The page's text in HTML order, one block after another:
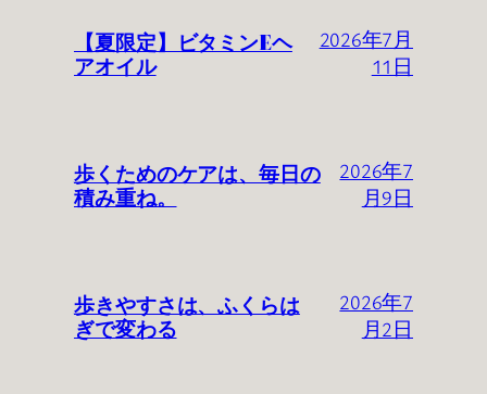
【夏限定】ビタミンEヘ
アオイル
2026年7月
11日
歩くためのケアは、毎日の
積み重ね。
2026年7
月9日
歩きやすさは、ふくらは
ぎで変わる
2026年7
月2日